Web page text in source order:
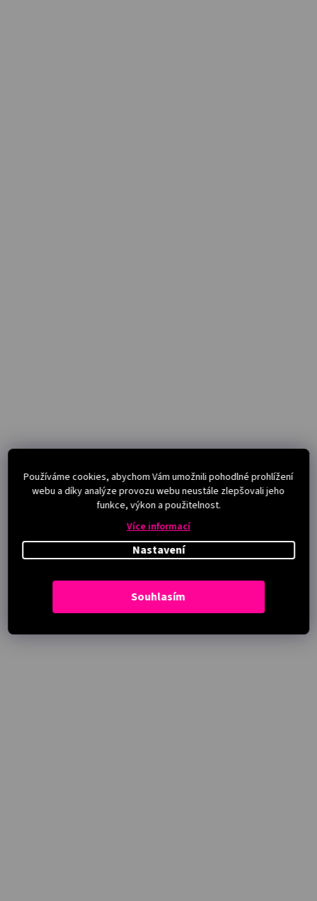
Používáme cookies, abychom Vám umožnili pohodlné prohlížení
webu a díky analýze provozu webu neustále zlepšovali jeho
funkce, výkon a použitelnost.
Více informací
Nastavení
Souhlasím